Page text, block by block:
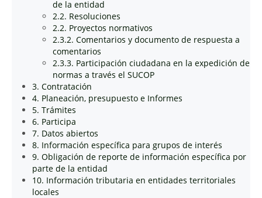
de la entidad
2.2. Resoluciones
2.2. Proyectos normativos
2.3.2. Comentarios y documento de respuesta a
comentarios
2.3.3. Participación ciudadana en la expedición de
normas a través el SUCOP
3. Contratación
4. Planeación, presupuesto e Informes
5. Trámites
6. Participa
7. Datos abiertos
8. Información específica para grupos de interés
9. Obligación de reporte de información específica por
parte de la entidad
10. Información tributaria en entidades territoriales
locales